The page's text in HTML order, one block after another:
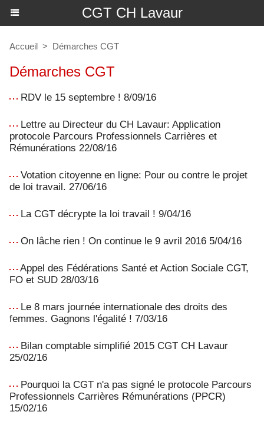
CGT CH Lavaur
Accueil > Démarches CGT
Démarches CGT
RDV le 15 septembre ! 8/09/16
Lettre au Directeur du CH Lavaur: Application
protocole Parcours Professionnels Carrières et
Rémunérations 22/08/16
Votation citoyenne en ligne: Pour ou contre le projet
de loi travail. 27/06/16
La CGT décrypte la loi travail ! 9/04/16
On lâche rien ! On continue le 9 avril 2016 5/04/16
Appel des Fédérations Santé et Action Sociale CGT,
FO et SUD 28/03/16
Le 8 mars journée internationale des droits des
femmes. Gagnons l'égalité ! 7/03/16
Bilan comptable simplifié 2015 CGT CH Lavaur
25/02/16
Pourquoi la CGT n'a pas signé le protocole Parcours
Professionnels Carrières Rémunérations (PPCR)
15/02/16